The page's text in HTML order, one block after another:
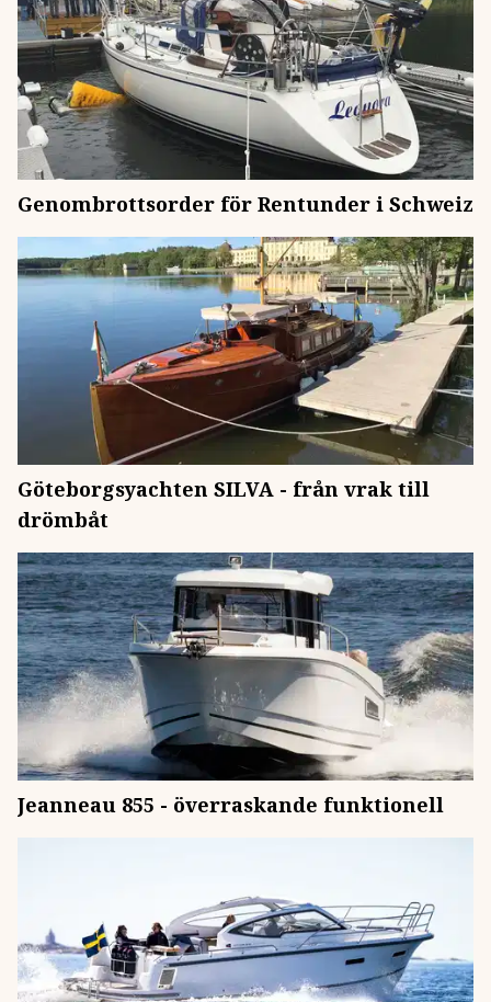
Genombrottsorder för Rentunder i Schweiz
Göteborgsyachten SILVA - från vrak till
drömbåt
Jeanneau 855 - överraskande funktionell